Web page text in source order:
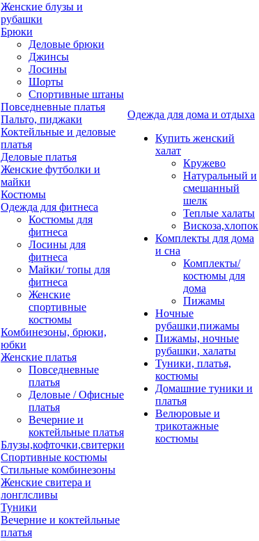
Женские блузы и
рубашки
Брюки
Деловые брюки
Джинсы
Лосины
Шорты
Спортивные штаны
Повседневные платья
Пальто, пиджаки
Коктейльные и деловые
платья
Деловые платья
Женские футболки и
майки
Костюмы
Одежда для фитнеса
Костюмы для
фитнеса
Лосины для
фитнеса
Майки/ топы для
фитнеса
Женские
спортивные
костюмы
Комбинезоны, брюки,
юбки
Женские платья
Повседневные
платья
Деловые / Офисные
платья
Вечерние и
коктейльные платья
Блузы,кофточки,свитерки
Спортивные костюмы
Стильные комбинезоны
Женские свитера и
лонглсливы
Туники
Вечерние и коктейльные
платья
Одежда для дома и отдыха
Купить женский
халат
Кружево
Натуральный и
смешанный
шелк
Теплые халаты
Вискоза,хлопок
Комплекты для дома
и сна
Комплекты/
костюмы для
дома
Пижамы
Ночные
рубашки,пижамы
Пижамы, ночные
рубашки, халаты
Туники, платья,
костюмы
Домашние туники и
платья
Велюровые и
трикотажные
костюмы